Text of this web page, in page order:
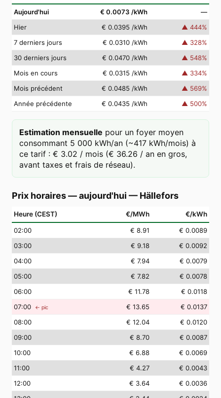
Aujourd'hui € 0.0073 /kWh
—
Hier
€ 0.0395 /kWh ▲ 444%
7 derniers jours
€ 0.0310 /kWh ▲ 328%
30 derniers jours
€ 0.0470 /kWh ▲ 548%
Mois en cours
€ 0.0315 /kWh ▲ 334%
Mois précédent
€ 0.0485 /kWh ▲ 569%
Année précédente
€ 0.0435 /kWh ▲ 500%
Estimation mensuelle pour un foyer moyen
consommant 5 000 kWh/an (~417 kWh/mois) à
ce tarif : € 3.02 / mois (€ 36.26 / an en gros,
avant taxes et frais de réseau).
Prix horaires — aujourd'hui — Hällefors
Heure (CEST) €/MWh €/kWh
02:00 € 8.91
€ 0.0089
03:00 € 9.18
€ 0.0092
04:00 € 7.94
€ 0.0079
05:00 € 7.82
€ 0.0078
06:00 € 11.78
€ 0.0118
07:00 ← pic € 13.65
€ 0.0137
08:00 € 12.04
€ 0.0120
09:00 € 8.70
€ 0.0087
10:00 € 6.88
€ 0.0069
11:00 € 4.27
€ 0.0043
12:00 € 3.64
€ 0.0036